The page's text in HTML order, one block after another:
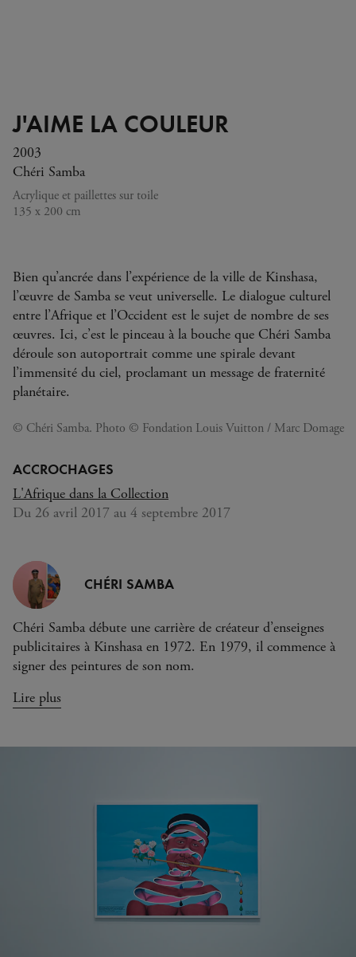
J'AIME LA COULEUR
2003
Chéri Samba
Acrylique et paillettes sur toile
135 x 200 cm
Bien qu’ancrée dans l’expérience de la ville de Kinshasa,
l’œuvre de Samba se veut universelle. Le dialogue culturel
entre l’Afrique et l’Occident est le sujet de nombre de ses
œuvres. Ici, c’est le pinceau à la bouche que Chéri Samba
déroule son autoportrait comme une spirale devant
l’immensité du ciel, proclamant un message de fraternité
planétaire.
© Chéri Samba. Photo © Fondation Louis Vuitton / Marc Domage
ACCROCHAGES
L'Afrique dans la Collection
Du 26 avril 2017 au 4 septembre 2017
CHÉRI SAMBA
Chéri Samba débute une carrière de créateur d’enseignes
publicitaires à Kinshasa en 1972. En 1979, il commence à
signer des peintures de son nom.
Lire plus